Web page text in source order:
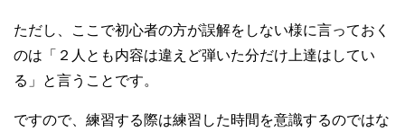
ただし、ここで初心者の方が誤解をしない様に言っておく
のは「２人とも内容は違えど弾いた分だけ上達はしてい
る」と言うことです。
ですので、練習する際は練習した時間を意識するのではな